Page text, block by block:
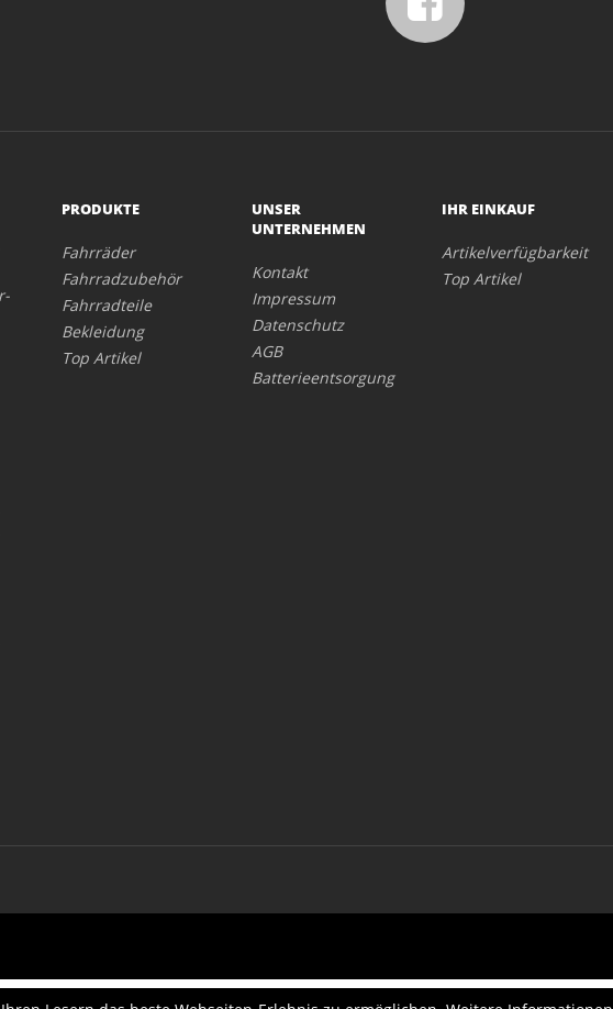
PRODUKTE
Fahrräder
Fahrradzubehör
Fahrradteile
Bekleidung
Top Artikel
UNSER
UNTERNEHMEN
Kontakt
Impressum
Datenschutz
AGB
Batterieentsorgung
IHR EINKAUF
Artikelverfügbarkeit
Top Artikel